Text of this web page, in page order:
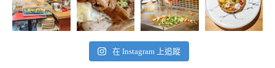
在 Instagram 上追蹤